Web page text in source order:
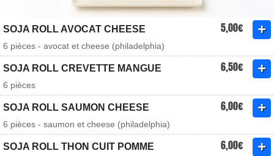
SOJA ROLL AVOCAT CHEESE 5,00€
6 pièces - avocat et cheese (philadelphia)
SOJA ROLL CREVETTE MANGUE 6,50€
6 pièces
SOJA ROLL SAUMON CHEESE 6,00€
6 pièces - saumon et cheese (philadelphia)
SOJA ROLL THON CUIT POMME 6,00€